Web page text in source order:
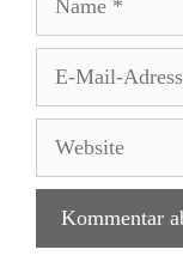
Adresse